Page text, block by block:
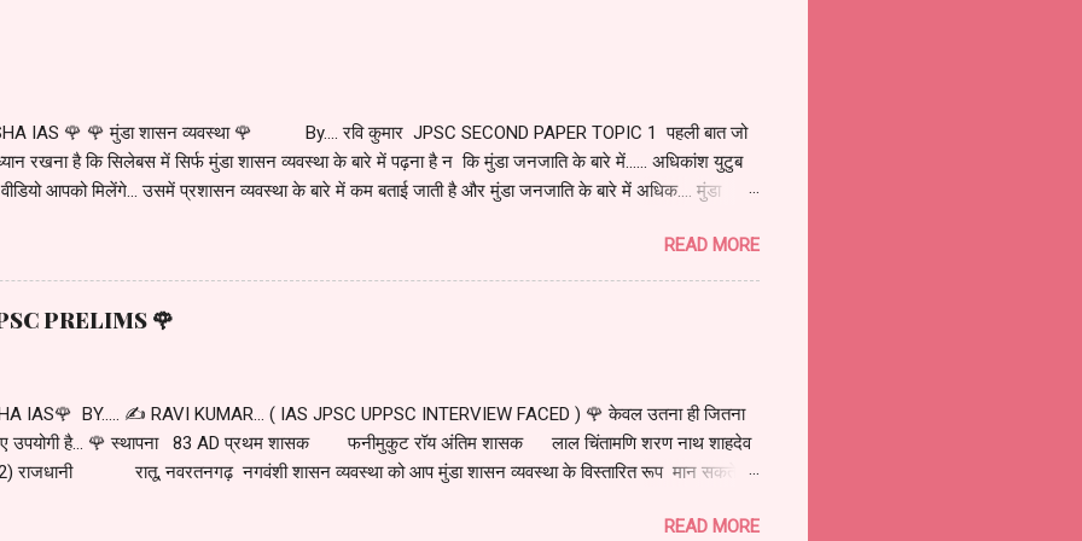
IAS 🌹 🌹 मुंडा शासन व्यवस्था 🌹 By.... रवि कुमार JPSC SECOND PAPER TOPIC 1 पहली बात जो
रखना है कि सिलेबस में सिर्फ मुंडा शासन व्यवस्था के बारे में पढ़ना है न कि मुंडा जनजाति के बारे में...... अधिकांश युटुब
आपको मिलेंगे... उसमें प्रशासन व्यवस्था के बारे में कम बताई जाती है और मुंडा जनजाति के बारे में अधिक.... मुंडा
मुंडा के साथ करीब में 21000 मुंडा थे. जब इन का आगमन यहां हुआ तो यह पूरा क्षेत्र जंगली था. मुंडाओं को बसने के लिए
के लिए खाली जमीन की जरूरत थी. इसके लिए स्वाभाविक था कि जंगल इस सफाई जितनी जल्दी हो सके, संपन्न करना.
कुछ समूहों के द्वारा अलग-अलग क्षेत्रों में जंगल सफाई का कार्य शुरू हुआ. यह सभी क्षेत्र खूंटकट्टी कहलाए. क्योंकि मुंडा
मुंडा समूह को खुद की संज्ञा दी जाती थी. ...... धीरे-धीरे कई खूं...
READ MORE
PRELIMS 🌹
IAS🌹 BY..... ✍️ RAVI KUMAR... ( IAS JPSC UPPSC INTERVIEW FACED ) 🌹 केवल उतना ही जितना
उपयोगी है... 🌹 स्थापना 83 AD प्रथम शासक फनीमुकुट रॉय अंतिम शासक लाल चिंतामणि शरण नाथ शाहदेव
राजधानी रातू, नवरतनगढ़ नगवंशी शासन व्यवस्था को आप मुंडा शासन व्यवस्था के विस्तारित रूप मान सकते हैं.
के साथ विचरण कर रहे थे. इस दौरान उन्हें नागफण वृक्ष के नीचे एक अबोध बालक की प्राप्ति हुई..... क्योंकि इस बच्चे की
READ MORE